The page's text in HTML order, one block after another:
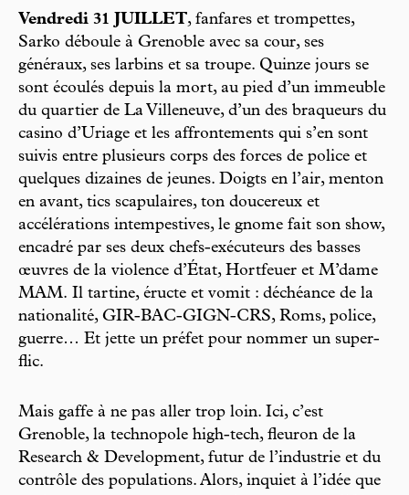
Vendredi 31 JUILLET , fanfares et trompettes,
Sarko déboule à Grenoble avec sa cour, ses
généraux, ses larbins et sa troupe. Quinze jours se
sont écoulés depuis la mort, au pied d’un immeuble
du quartier de La Villeneuve, d’un des braqueurs du
casino d’Uriage et les affrontements qui s’en sont
suivis entre plusieurs corps des forces de police et
quelques dizaines de jeunes. Doigts en l’air, menton
en avant, tics scapulaires, ton doucereux et
accélérations intempestives, le gnome fait son show,
encadré par ses deux chefs-exécuteurs des basses
œuvres de la violence d’État, Hortfeuer et M’dame
MAM. Il tartine, éructe et vomit : déchéance de la
nationalité, GIR-BAC-GIGN-CRS, Roms, police,
guerre… Et jette un préfet pour nommer un super-
flic.
Mais gaffe à ne pas aller trop loin. Ici, c’est
Grenoble, la technopole high-tech, fleuron de la
Research & Development, futur de l’industrie et du
contrôle des populations. Alors, inquiet à l’idée que